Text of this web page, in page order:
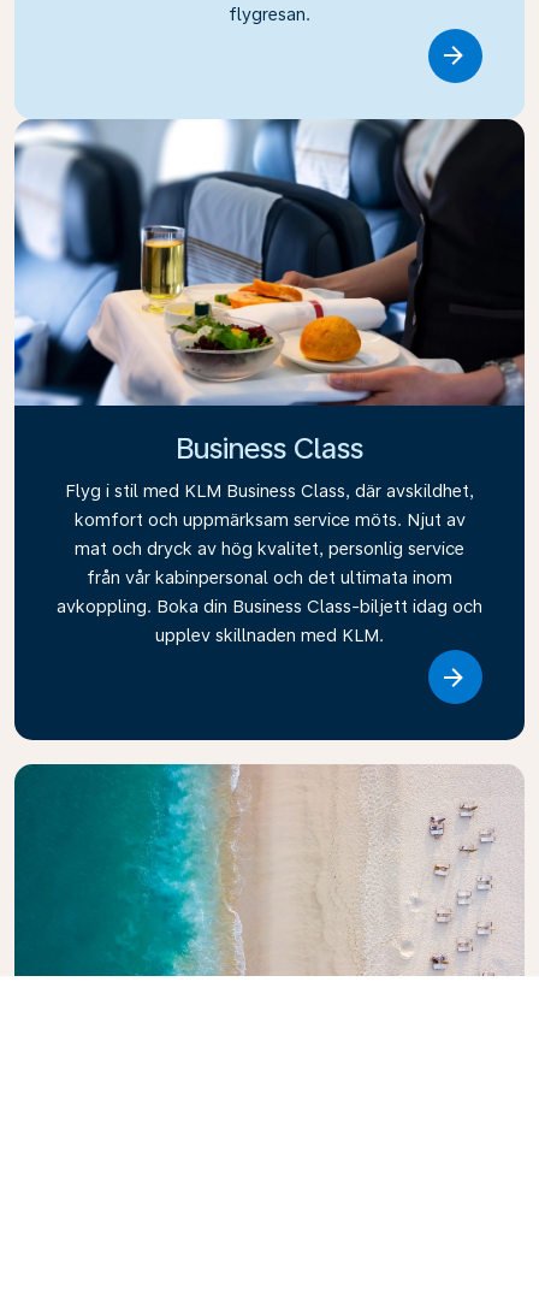
flygresan.
Business Class
Flyg i stil med KLM Business Class, där avskildhet,
komfort och uppmärksam service möts. Njut av
mat och dryck av hög kvalitet, personlig service
från vår kabinpersonal och det ultimata inom
avkoppling. Boka din Business Class-biljett idag och
upplev skillnaden med KLM.